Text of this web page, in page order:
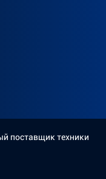
поставщик техники